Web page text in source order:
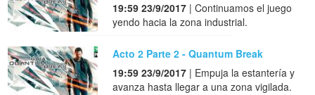
19:59 23/9/2017 | Continuamos el juego
yendo hacia la zona industrial.
Acto 2 Parte 2 - Quantum Break
19:59 23/9/2017 | Empuja la estantería y
avanza hasta llegar a una zona vigilada.